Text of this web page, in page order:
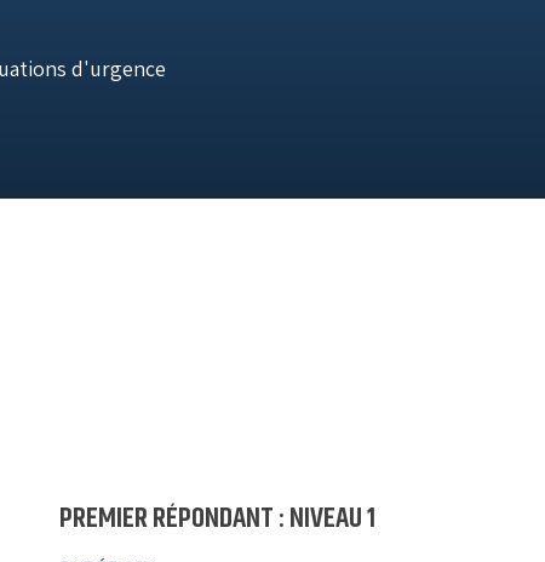
d'urgence
PREMIER RÉPONDANT : NIVEAU 1